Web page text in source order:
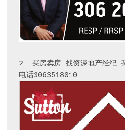
2. 买房卖房 找资深地产经